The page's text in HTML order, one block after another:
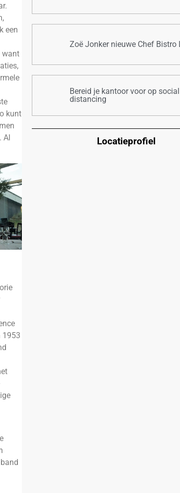
een
want
kunt
1953
Zoë Jonker nieuwe Chef Bistro
Bereid je kantoor voor op social
distancing
Locatieprofiel